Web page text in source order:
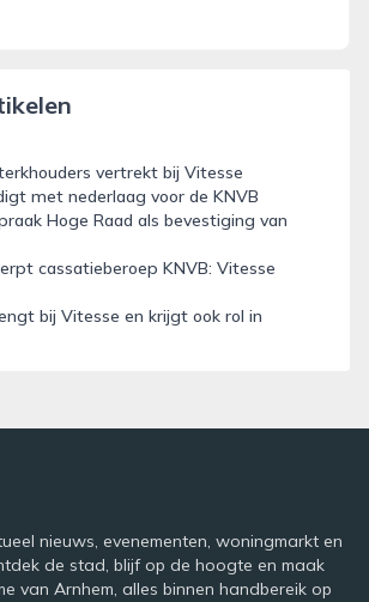
vertrekt bij Vitesse
met nederlaag voor de KNVB
Hoge Raad als bevestiging van
cassatieberoep KNVB: Vitesse
bij Vitesse en krijgt ook rol in
nieuws, evenementen, woningmarkt en
de stad, blijf op de hoogte en maak
van Arnhem, alles binnen handbereik op